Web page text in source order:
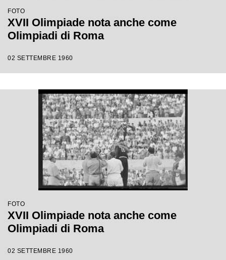
FOTO
XVII Olimpiade nota anche come
Olimpiadi di Roma
02 SETTEMBRE 1960
FOTO
XVII Olimpiade nota anche come
Olimpiadi di Roma
02 SETTEMBRE 1960